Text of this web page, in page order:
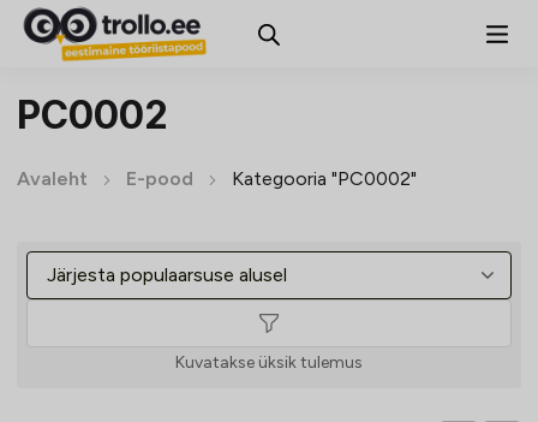
PC0002
Avaleht E-pood Kategooria "PC0002"
Kuvatakse üksik tulemus